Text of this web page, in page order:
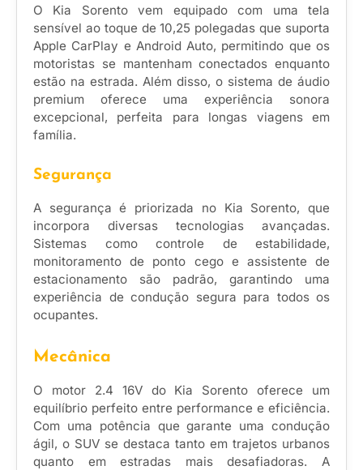
O Kia Sorento vem equipado com uma tela
sensível ao toque de 10,25 polegadas que suporta
Apple CarPlay e Android Auto, permitindo que os
motoristas se mantenham conectados enquanto
estão na estrada. Além disso, o sistema de áudio
premium oferece uma experiência sonora
excepcional, perfeita para longas viagens em
família.
Segurança
A segurança é priorizada no Kia Sorento, que
incorpora diversas tecnologias avançadas.
Sistemas como controle de estabilidade,
monitoramento de ponto cego e assistente de
estacionamento são padrão, garantindo uma
experiência de condução segura para todos os
ocupantes.
Mecânica
O motor 2.4 16V do Kia Sorento oferece um
equilíbrio perfeito entre performance e eficiência.
Com uma potência que garante uma condução
ágil, o SUV se destaca tanto em trajetos urbanos
quanto em estradas mais desafiadoras. A